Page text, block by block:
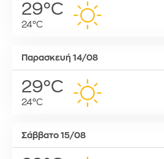
29°C
24°C
Παρασκευή 14/08
29°C
24°C
Σάββατο 15/08